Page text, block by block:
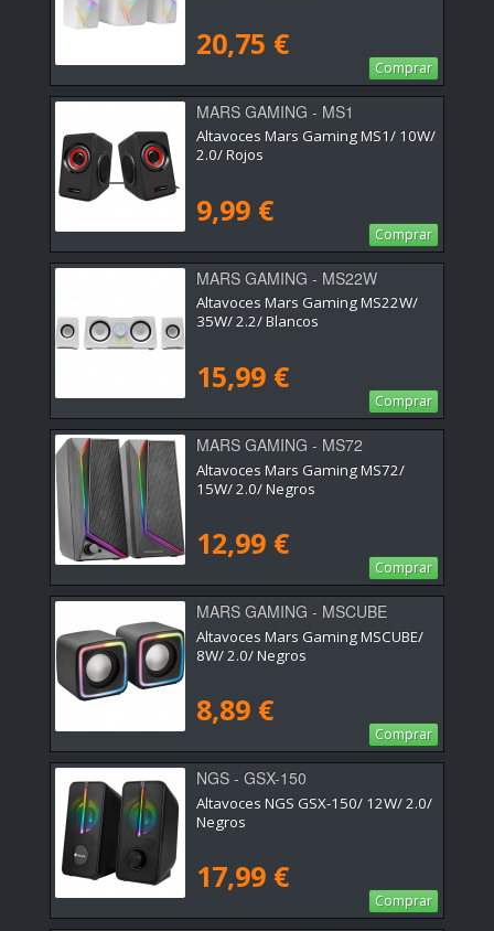
20,75 €
Comprar
MARS GAMING - MS1
Altavoces Mars Gaming MS1/ 10W/
2.0/ Rojos
9,99 €
Comprar
MARS GAMING - MS22W
Altavoces Mars Gaming MS22W/
35W/ 2.2/ Blancos
15,99 €
Comprar
MARS GAMING - MS72
Altavoces Mars Gaming MS72/
15W/ 2.0/ Negros
12,99 €
Comprar
MARS GAMING - MSCUBE
Altavoces Mars Gaming MSCUBE/
8W/ 2.0/ Negros
8,89 €
Comprar
NGS - GSX-150
Altavoces NGS GSX-150/ 12W/ 2.0/
Negros
17,99 €
Comprar